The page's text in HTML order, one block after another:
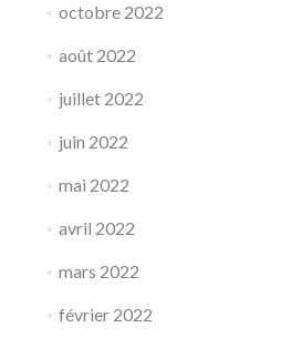
octobre 2022
août 2022
juillet 2022
juin 2022
mai 2022
avril 2022
mars 2022
février 2022